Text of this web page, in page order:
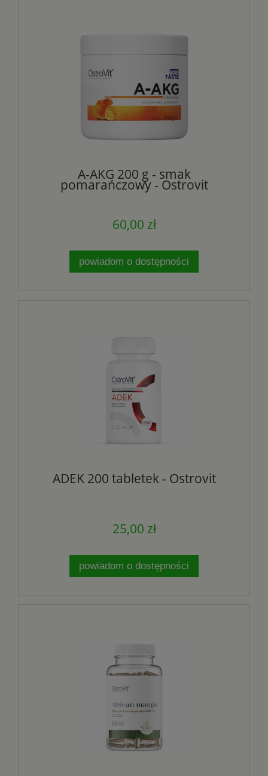
A-AKG 200 g - smak
pomarańczowy - Ostrovit
60,00 zł
powiadom o dostępności
ADEK 200 tabletek - Ostrovit
25,00 zł
powiadom o dostępności